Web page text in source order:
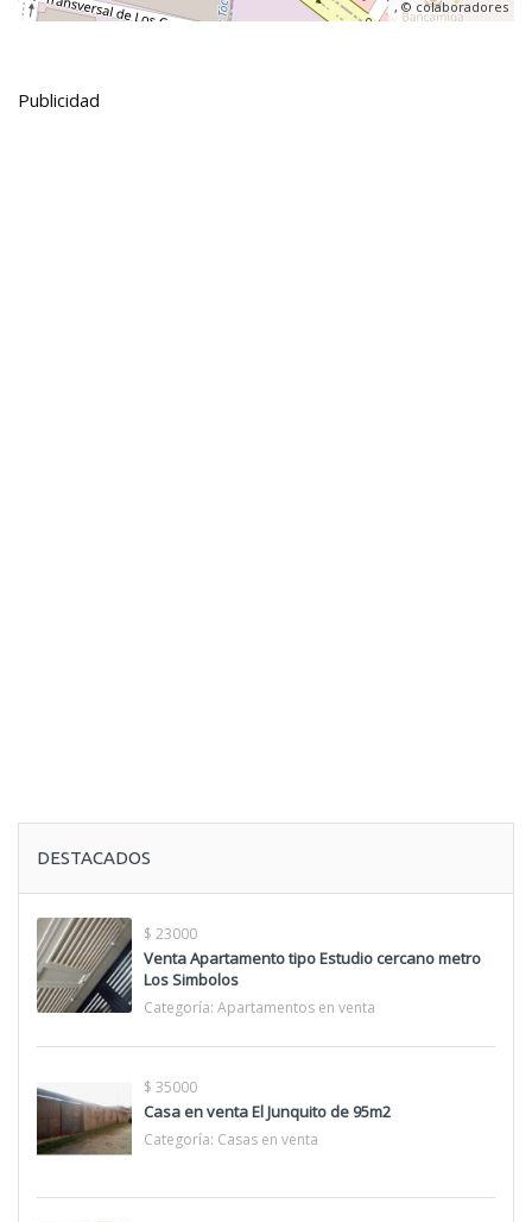
, © colaboradores
Publicidad
DESTACADOS
$ 23000
Venta Apartamento tipo Estudio cercano metro
Los Simbolos
Categoría: Apartamentos en venta
$ 35000
Casa en venta El Junquito de 95m2
Categoría: Casas en venta